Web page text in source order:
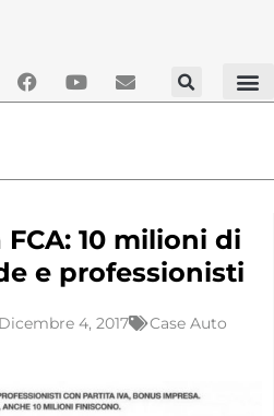
10 milioni di
e professionisti
Dicembre 4, 2017
Case Auto